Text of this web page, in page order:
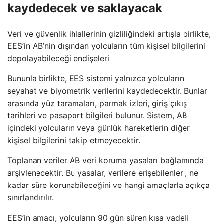
kaydedecek ve saklayacak
Veri ve güvenlik ihlallerinin gizliliğindeki artışla birlikte,
EES’in AB’nin dışından yolcuların tüm kişisel bilgilerini
depolayabileceği endişeleri.
Bununla birlikte, EES sistemi yalnızca yolcuların
seyahat ve biyometrik verilerini kaydedecektir. Bunlar
arasında yüz taramaları, parmak izleri, giriş çıkış
tarihleri ve pasaport bilgileri bulunur. Sistem, AB
içindeki yolcuların veya günlük hareketlerin diğer
kişisel bilgilerini takip etmeyecektir.
Toplanan veriler AB veri koruma yasaları bağlamında
arşivlenecektir. Bu yasalar, verilere erişebilenleri, ne
kadar süre korunabileceğini ve hangi amaçlarla açıkça
sınırlandırılır.
EES’in amacı, yolcuların 90 gün süren kısa vadeli